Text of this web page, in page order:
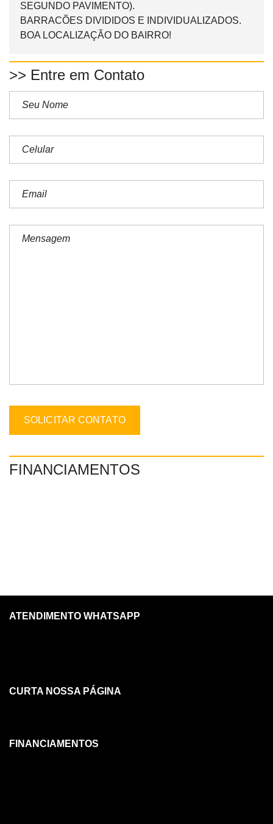
SEGUNDO PAVIMENTO).
BARRACÕES DIVIDIDOS E INDIVIDUALIZADOS.
BOA LOCALIZAÇÃO DO BAIRRO!
>> Entre em Contato
FINANCIAMENTOS
ATENDIMENTO WHATSAPP
CURTA NOSSA PÁGINA
FINANCIAMENTOS